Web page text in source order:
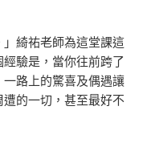
」綺祐老師為這堂課這
驗是，當你往前跨了
路上的驚喜及偶遇讓
的一切，甚至最好不